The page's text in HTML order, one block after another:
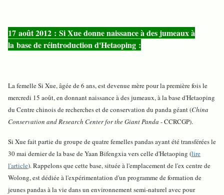
17 août 2012 : Si Xue donne naissance à des jumeaux à
la base de réintroduction d'Hetaoping :
La femelle Si Xue, âgée de 6 ans, est devenue mère pour la première fois le
mercredi 15 août, en donnant naissance à des jumeaux, à la base d'Hetaoping
du Centre chinois de recherches et de conservation du panda géant (China
Conservation and Research Center for the Giant Panda - CCRCGP).
Si Xue fait partie du groupe de quatre femelles pandas ayant été transférées le
30 mai dernier de la base de Yaan Bifengxia vers celle d'Hetaoping (lire
l'article). Rappelons que cette base, située à l'emplacement de l'ex centre de
Wolong, est dédiée à l'expérimentation d'un programme de formation de
jeunes pandas à la vie dans un environnement semi-naturel avec pour